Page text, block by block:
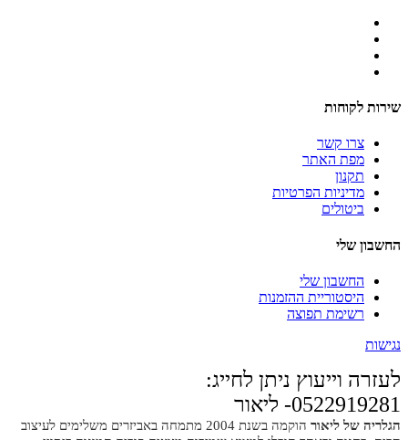
שירות לקוחות
צרו קשר
מפת האתר
תקנון
מדיניות הפרטיות
ביטולים
החשבון שלי
החשבון שלי
היסטוריית ההזמנות
רשימת תפוצה
נגישות
לעזרה וייעוץ ניתן לחייג:
0522919281- ליאור
הגלריה של ליאור
הוקמה בשנת 2004 מתמחה באביזרים משלימים לעיצוב